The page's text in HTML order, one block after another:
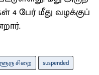
4 பேர் மீது வழக்​குப்​
சிறை
suspended